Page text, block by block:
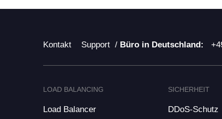
Kontakt Support / Büro in Deutschland:
LOAD BALANCING
Load Balancer
SICHERHEIT
DDoS-Schutz